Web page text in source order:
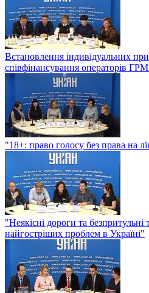
Встановлення індивідуальних
співфінансування операторів
"18+: право голосу без права на
"Неякісні дороги та
найгостріших проблем в Україні"